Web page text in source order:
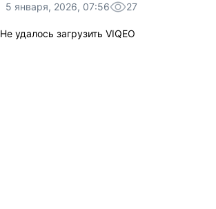
5 января, 2026, 07:56 27
Не удалось загрузить VIQEO